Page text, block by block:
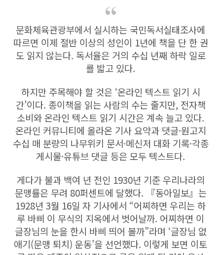
문화체육관광부에서 실시하는 국민독서실태조사에
따르면 이제 절반 이상의 성인이 1년에 책을 단 한 권
도 읽지 않는다. 독서율은 거의 수십 년째 하락 일로
를 밟고 있다.
하지만 주목해야 할 것은 ‘온라인 텍스트 읽기 시
간’이다. 종이책을 읽는 사람의 수는 줄지만, 전자책
소비와 온라인 텍스트 읽기 시간은 계속 늘고 있다.
온라인 커뮤니티에 올라온 기사 요약과 댓글·원고지
수십 매 분량의 나무위키 문서·메신저 대화 기록·각종
게시물·유튜브 댓글 등은 모두 텍스트다.
게다가 불과 백여 년 전인 1930년 기준 우리나라의
문맹률은 무려 80퍼센트에 달했다. 『동아일보』는
1928년 3월 16일 자 기사에서 “어찌하면 우리는 하
루 바삐 이 무식의 지옥에서 벗어날까. 어찌하면 이
글장님의 눈을 한시 바삐 띄어 볼까”라며 ‘글장님 없
애기(문맹 퇴치) 운동’을 선언했다. 이렇게 보면 이토